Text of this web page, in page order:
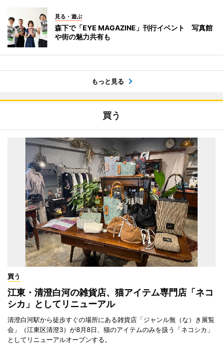
見る・遊ぶ
森下で「EYE MAGAZINE」刊行イベント 写真館
や街の魅力共有も
もっと見る
買う
買う
江東・清澄白河の雑貨店、猫アイテム専門店「ネコ
シカ」としてリニューアル
清澄白河駅から徒歩すぐの場所にある雑貨店「ジャンル無（な）き展覧
会」（江東区清澄3）が8月8日、猫のアイテムのみを扱う「ネコシカ」
としてリニューアルオープンする。